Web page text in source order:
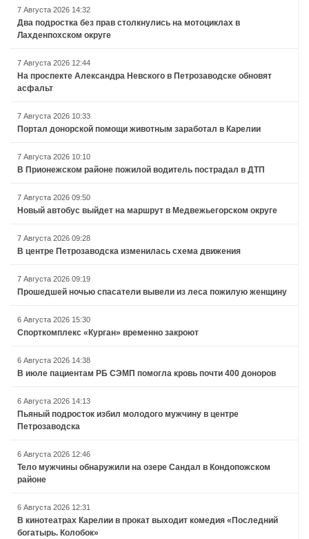
7 Августа 2026 14:32
Два подростка без прав столкнулись на мотоциклах в
Лахденпохском округе
7 Августа 2026 12:44
На проспекте Александра Невского в Петрозаводске обновят
асфальт
7 Августа 2026 10:33
Портал донорской помощи животным заработал в Карелии
7 Августа 2026 10:10
В Прионежском районе пожилой водитель пострадал в ДТП
7 Августа 2026 09:50
Новый автобус выйдет на маршрут в Медвежьегорском округе
7 Августа 2026 09:28
В центре Петрозаводска изменилась схема движения
7 Августа 2026 09:19
Прошедшей ночью спасатели вывели из леса пожилую женщину
6 Августа 2026 15:30
Спорткомплекс «Курган» временно закроют
6 Августа 2026 14:38
В июле пациентам РБ СЭМП помогла кровь почти 400 доноров
6 Августа 2026 14:13
Пьяный подросток избил молодого мужчину в центре
Петрозаводска
6 Августа 2026 12:46
Тело мужчины обнаружили на озере Сандал в Кондопожском
районе
6 Августа 2026 12:31
В кинотеатрах Карелии в прокат выходит комедия «Последний
богатырь. Колобок»